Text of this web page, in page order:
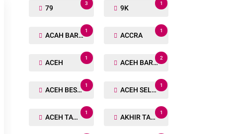
79
3
9K
1
ACAH BARAT
1
ACCRA
1
ACEH
1
ACEH BARAT
2
ACEH BESAR
1
ACEH SELATAN
1
ACEH TAMIANG
1
AKHIR TAHUN
1